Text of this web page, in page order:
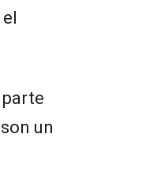
un